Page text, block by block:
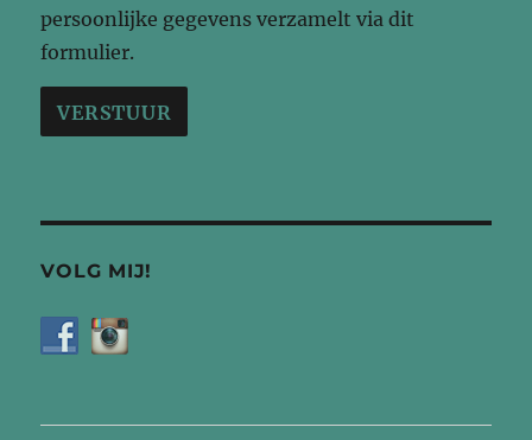
persoonlijke gegevens verzamelt via dit
formulier.
VERSTUUR
VOLG MIJ!